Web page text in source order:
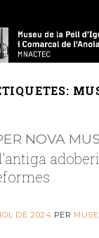
NOVA
DE 2024 PER